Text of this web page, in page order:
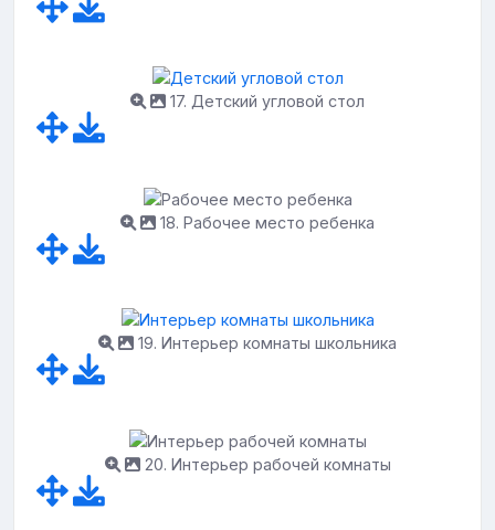
17. Детский угловой стол
18. Рабочее место ребенка
19. Интерьер комнаты школьника
20. Интерьер рабочей комнаты